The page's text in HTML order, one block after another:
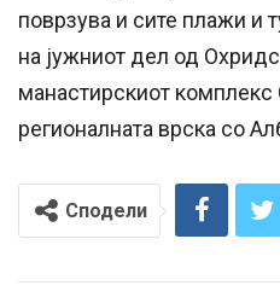
поврзува и сите плажи и
на јужниот дел од
манастирскиот
регионалната врска со
Сподели